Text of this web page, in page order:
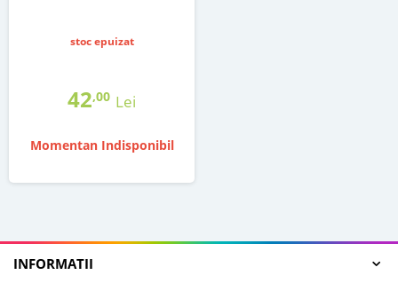
stoc epuizat
42,00 Lei
Momentan Indisponibil
INFORMATII